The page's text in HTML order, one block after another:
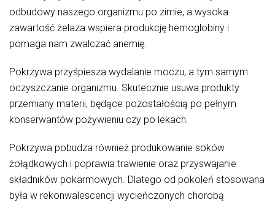
odbudowy naszego organizmu po zimie, a wysoka
zawartość żelaza wspiera produkcję hemoglobiny i
pomaga nam zwalczać anemię.
Pokrzywa przyśpiesza wydalanie moczu, a tym samym
oczyszczanie organizmu. Skutecznie usuwa produkty
przemiany materii, będące pozostałością po pełnym
konserwantów pożywieniu czy po lekach.
Pokrzywa pobudza również produkowanie soków
żołądkowych i poprawia trawienie oraz przyswajanie
składników pokarmowych. Dlatego od pokoleń stosowana
była w rekonwalescencji wycieńczonych chorobą